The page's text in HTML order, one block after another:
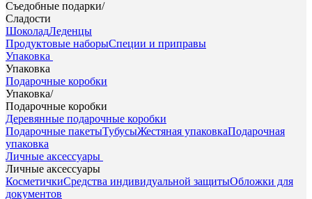
Съедобные подарки/
Сладости
ШоколадЛеденцы
Продуктовые наборыСпеции и приправы
Упаковка
Упаковка
Подарочные коробки
Упаковка/
Подарочные коробки
Деревянные подарочные коробки
Подарочные пакетыТубусыЖестяная упаковкаПодарочная
упаковка
Личные аксессуары
Личные аксессуары
КосметичкиСредства индивидуальной защитыОбложки для
документов